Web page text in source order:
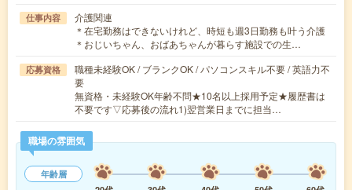
仕事内容
介護関連
＊在宅勤務はできないけれど、時短も週3日勤務も叶う介護
＊おじいちゃん、おばあちゃんが暮らす施設での生…
応募資格
職種未経験OK / ブランクOK / パソコンスキル不要 / 英語力不
要
無資格・未経験OK年齢不問★10名以上採用予定★履歴書は
不要です▽応募後の流れ1)翌営業日までに担当…
職場の雰囲気
年齢層